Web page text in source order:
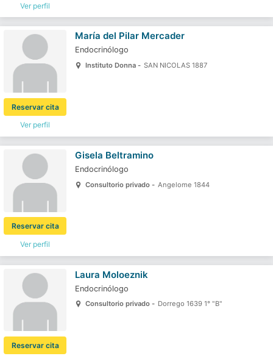
Ver perfil
Ver perfil
Reservar cita
María del Pilar Mercader
Endocrinólogo
Instituto Donna - SAN NICOLAS 1887
Ver perfil
Reservar cita
Gisela Beltramino
Endocrinólogo
Consultorio privado - Angelome 1844
Reservar cita
Laura Moloeznik
Endocrinólogo
Consultorio privado - Dorrego 1639 1° "B"